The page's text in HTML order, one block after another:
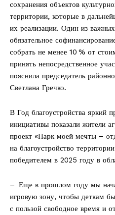
сохранения объектов
территории, которые в
их реализации. Один из
обязательное
собрать не менее 10 % от
принять непосредственное
пояснила председатель
Светлана Гречко.
В Год благоустройства яркий
инициативы показали жители
проект «Парк моей мечты –
на благоустройство
победителем в 2025 году в
– Еще в прошлом году мы
игровую зону, чтобы деткам
с пользой свободное время и